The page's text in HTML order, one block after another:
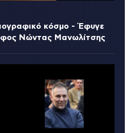
κόσμο - Έφυγε
Νώντας Μανωλίτσης